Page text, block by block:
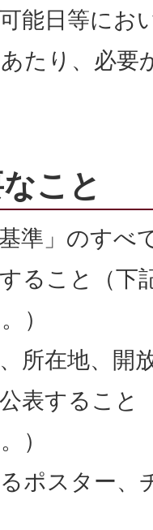
能日等にお
たり、必要
こと
基準」のすべ
ること（下
）
所在地、開
表すること
）
ポスター、